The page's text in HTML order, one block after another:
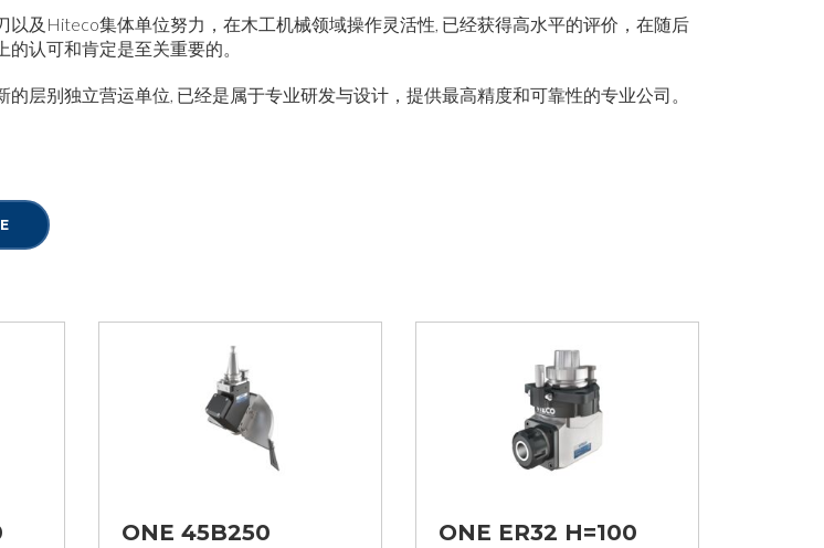
以及Hiteco集体单位努力，在木工机械领域操作灵活性, 已经获得高水平的评价，在随后
认可和肯定是至关重要的。
层别独立营运单位, 已经是属于专业研发与设计，提供最高精度和可靠性的专业公司。
ONE 45B250 ONE ER32 H=100